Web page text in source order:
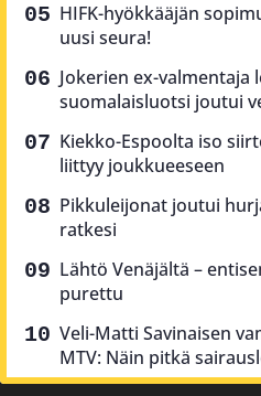
HIFK-hyökkääjän
uusi seura!
Jokerien ex-valmentaja
suomalaisluotsi joutui
Kiekko-Espoolta iso
liittyy joukkueeseen
Pikkuleijonat joutui
ratkesi
Lähtö Venäjältä –
purettu
Veli-Matti Savinaisen
MTV: Näin pitkä